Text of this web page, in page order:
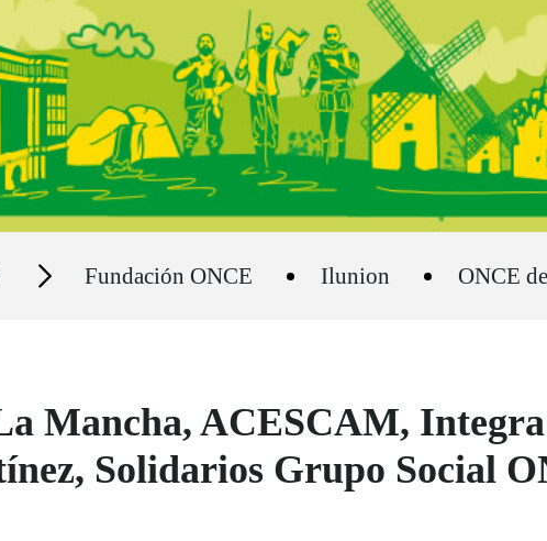
Secciones Fundación ONCE Ilunion ONCE
Mancha, ACESCAM, Integra
Solidarios Grupo Social